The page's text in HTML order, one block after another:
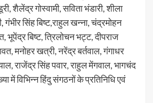
शैलेंद्र गोस्वामी, सविता भंडारी, शीला
गंभीर सिंह बिष्ट,राहुल खन्ना, चंद्रमोहन
भूपेंद्र बिष्ट, त्रिलोचन भट्ट, दीपराज
मनोहर खत्री, नरेंद्र बर्तवाल, गंगाधर
राजेंद्र सिंह पवार, राहुल मेंगवाल, भागचंद
में विभिन्न हिंदु संगठनों के प्रतिनिधि एवं